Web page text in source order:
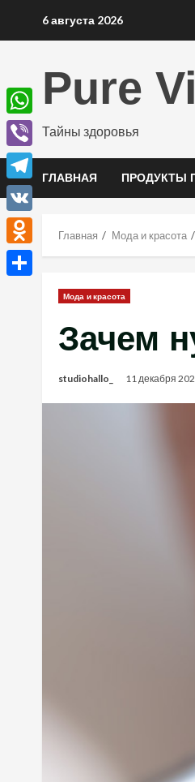
6 августа 2026
Pure
Тайны здоровья
ГЛАВНАЯ ПРОДУКТЫ
Главная Мода и красота
Мода и красота
Зачем
studiohallo_ 11 декабря
WhatsApp
Viber
Telegram
VK
Odnoklassniki
Отправить